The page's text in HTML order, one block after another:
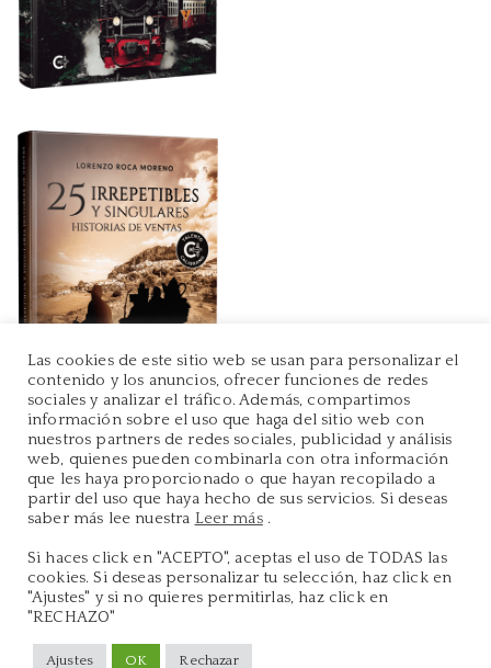
Copyright 2022 ©
Maniwy
Política de Privacidad|Política de Cookies
Las cookies de este sitio web se usan para personalizar el
contenido y los anuncios, ofrecer funciones de redes
sociales y analizar el tráfico. Además, compartimos
información sobre el uso que haga del sitio web con
nuestros partners de redes sociales, publicidad y análisis
web, quienes pueden combinarla con otra información
que les haya proporcionado o que hayan recopilado a
partir del uso que haya hecho de sus servicios. Si deseas
saber más lee nuestra Leer más.
Si haces click en "ACEPTO", aceptas el uso de TODAS las
cookies. Si deseas personalizar tu selección, haz click en
"Ajustes" y si no quieres permitirlas, haz click en
"RECHAZO"
Ajustes OK Rechazar